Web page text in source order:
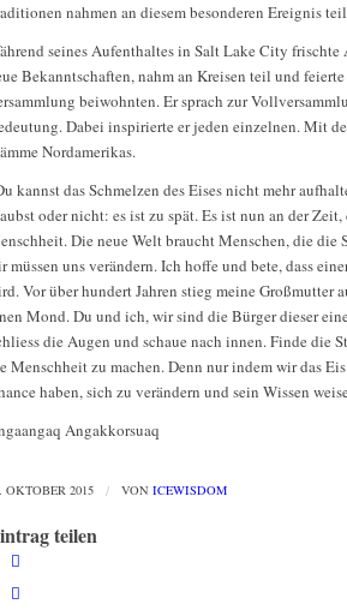
nahmen an diesem besonderen Ereignis
seines Aufenthaltes in Salt Lake City
Bekanntschaften, nahm an Kreisen teil und
beiwohnten. Er sprach zur
Dabei inspirierte er jeden einzelnen. Mit
Nordamerikas.
kannst das Schmelzen des Eises nicht mehr
oder nicht: es ist zu spät. Es ist nun an der
Die neue Welt braucht Menschen, die
müssen uns verändern. Ich hoffe und bete, dass
Vor über hundert Jahren stieg meine Großmutter
Mond. Du und ich, wir sind die Bürger dieser
die Augen und schaue nach innen. Finde
Menschheit zu machen. Denn nur indem wir das
haben, sich zu verändern und sein Wissen
Angakkorsuaq
OKTOBER 2015 / VON ICEWISDOM
teilen